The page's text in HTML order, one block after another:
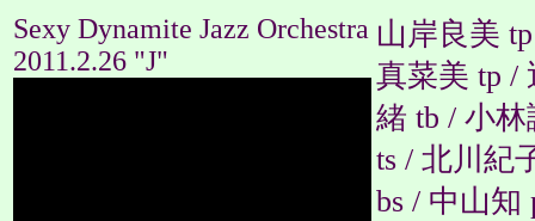
Sexy Dynamite Jazz Orchestra
2011.2.26 "J"
山岸良美
真菜美 tp /
緒 tb / 小
ts / 北川紀
bs / 中山知